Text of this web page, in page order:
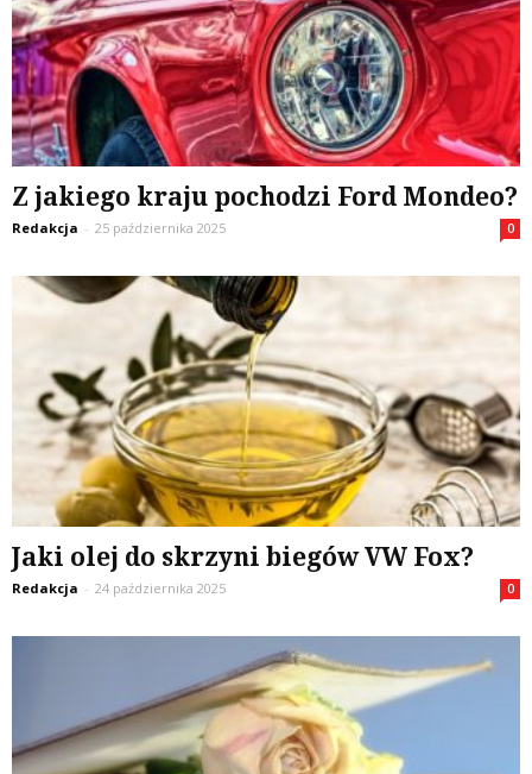
Z jakiego kraju pochodzi Ford Mondeo?
Redakcja - 25 października 2025 0
Jaki olej do skrzyni biegów VW Fox?
Redakcja - 24 października 2025 0